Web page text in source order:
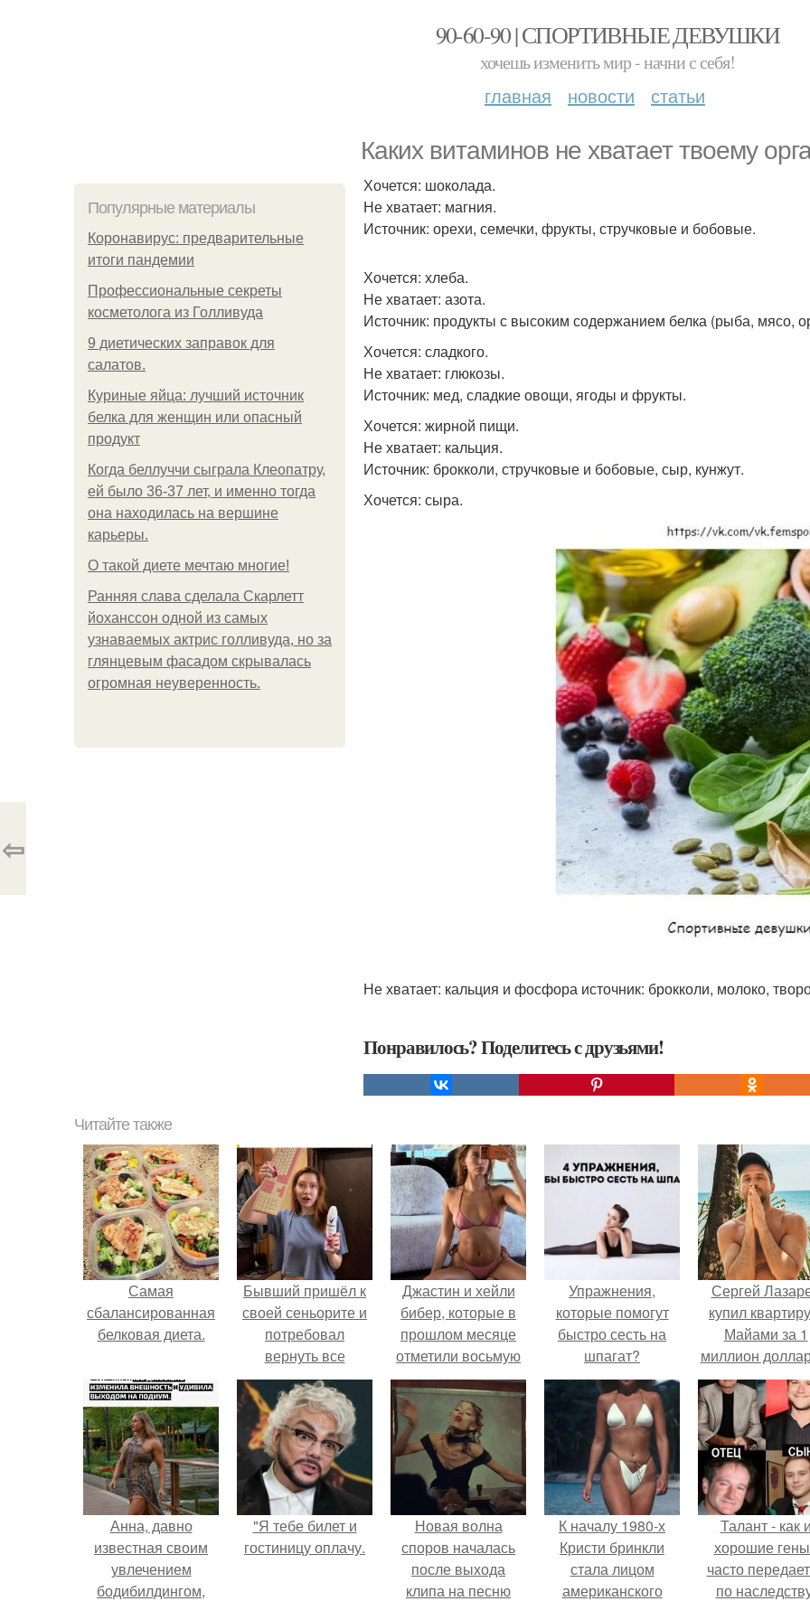
90-60-90 | СПОРТИВНЫЕ ДЕВУШКИ
хочешь изменить мир - начни с себя!
главная новости статьи
Каких витаминов не хватает твоему
Популярные материалы
Коронавирус: предварительные
итоги пандемии
Профессиональные секреты
косметолога из Голливуда
9 диетических заправок для
салатов.
Куриные яйца: лучший источник
белка для женщин или опасный
продукт
Когда беллуччи сыграла Клеопатру,
ей было 36-37 лет, и именно тогда
она находилась на вершине
карьеры.
О такой диете мечтаю многие!
Ранняя слава сделала Скарлетт
йоханссон одной из самых
узнаваемых актрис голливуда, но за
глянцевым фасадом скрывалась
огромная неуверенность.
Хочется: шоколада.
Не хватает: магния.
Источник: орехи, семечки, фрукты, стручковые и бобовые.
Хочется: хлеба.
Не хватает: азота.
Источник: продукты с высоким содержанием белка (рыба, мясо,
Хочется: сладкого.
Не хватает: глюкозы.
Источник: мед, сладкие овощи, ягоды и фрукты.
Хочется: жирной пищи.
Не хватает: кальция.
Источник: брокколи, стручковые и бобовые, сыр, кунжут.
Хочется: сыра.
Не хватает: кальция и фосфора источник: брокколи, молоко,
Понравилось? Поделитесь с друзьями!
⇦
Читайте также
Самая
сбалансированная
белковая диета.
Бывший пришёл к
своей сеньорите и
потребовал
вернуть все
подарки.
Джастин и хейли
бибер, которые в
прошлом месяце
отметили восьмую
годовщину
помолвки, показали
новые фото с
совместного
отдыха.
Упражнения,
которые помогут
быстро сесть на
шпагат?
Сергей
купил
Майами за 1
миллион
Анна, давно
известная своим
увлечением
бодибилдингом,
"Я тебе билет и
гостиницу оплачу.
Новая волна
споров началась
после выхода
клипа на песню
К началу 1980-х
Кристи бринкли
стала лицом
американского
Талант - как
хорошие
часто
по